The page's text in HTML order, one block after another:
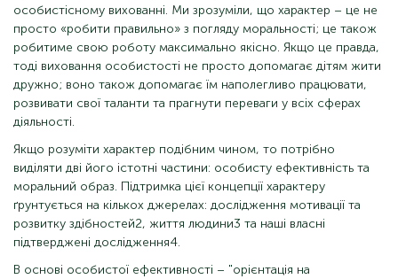
особистісному вихованні. Ми зрозуміли, що характер – це не
просто «робити правильно» з погляду моральності; це також
робитиме свою роботу максимально якісно. Якщо це правда,
тоді виховання особистості не просто допомагає дітям жити
дружно; воно також допомагає їм наполегливо працювати,
розвивати свої таланти та прагнути переваги у всіх сферах
діяльності.
Якщо розуміти характер подібним чином, то потрібно
виділяти дві його істотні частини: особисту ефективність та
моральний образ. Підтримка цієї концепції характеру
ґрунтується на кількох джерелах: дослідження мотивації та
розвитку здібностей2, життя людини3 та наші власні
підтверджені дослідження4.
В основі особистої ефективності – "орієнтація на